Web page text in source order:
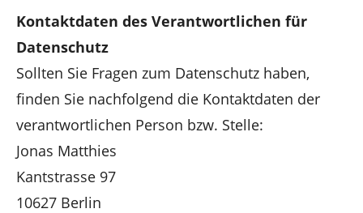
Kontaktdaten des Verantwortlichen für
Datenschutz
Sollten Sie Fragen zum Datenschutz haben,
finden Sie nachfolgend die Kontaktdaten der
verantwortlichen Person bzw. Stelle:
Jonas Matthies
Kantstrasse 97
10627 Berlin